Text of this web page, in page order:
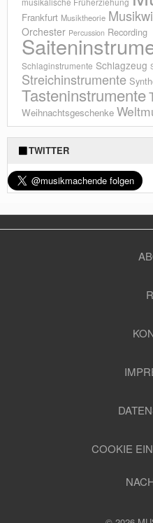
Frankfurt Musiktheorie
Orchester Percussion Recording
Schlaginstrumente Schlagzeug
Streichinstrumente
Tasteninstrumente
Weihnachtsgeschenke
TWITTER
COOKIE